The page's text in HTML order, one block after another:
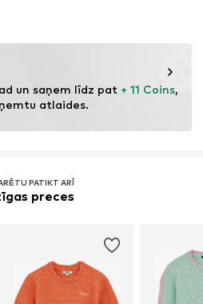
un saņem līdz pat + 11 Coins,
atlaides.
PATIKT ARĪ
preces